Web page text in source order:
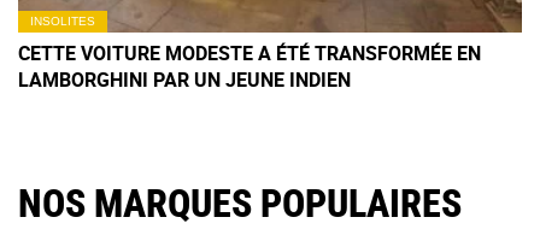
INSOLITES
CETTE VOITURE MODESTE A ÉTÉ TRANSFORMÉE EN
LAMBORGHINI PAR UN JEUNE INDIEN
NOS MARQUES POPULAIRES